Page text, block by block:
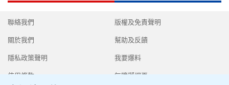
聯絡我們
關於我們
隱私政策聲明
使用條款
版權及免責聲明
幫助及反饋
我要爆料
無障礙網頁